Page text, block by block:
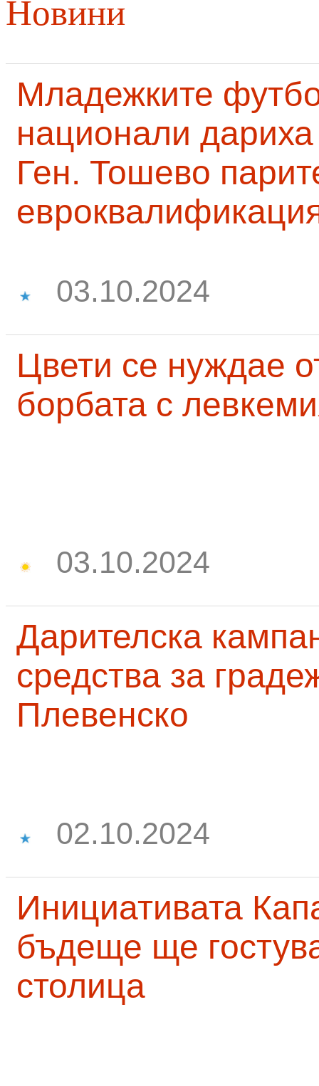
Новини
Младежките
национали
Ген. Тошево
03.10.2024
Цвети се нуждае
борбата с
03.10.2024
Дарителска
средства за
Плевенско
02.10.2024
Инициативата
бъдеще ще
столица